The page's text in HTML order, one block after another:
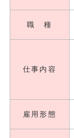
職 種
仕事内容
雇用形態